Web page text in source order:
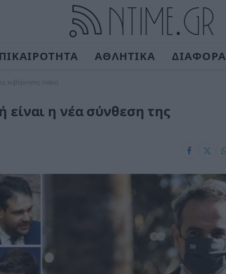
ΑΘΛΗΤΙΚΑ ΔΙΑΦΟΡΑ
κυβέρνησης (video)
είναι η νέα σύνθεση της